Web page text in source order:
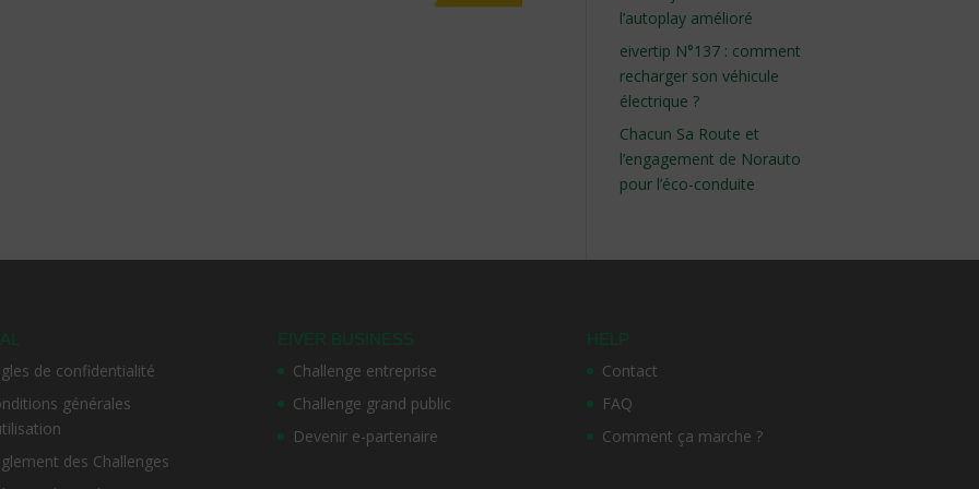
l’autoplay amélioré
eivertip N°137 : comment
recharger son véhicule
électrique ?
Chacun Sa Route et
l’engagement de Norauto
pour l’éco-conduite
de confidentialité
générales
des Challenges
EIVER BUSINESS
Challenge entreprise
Challenge grand public
Devenir e-partenaire
HELP
Contact
FAQ
Comment ça marche ?